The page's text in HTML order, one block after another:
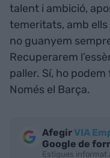
talent i ambició,
temeritats, amb
no guanyem
Recuperarem
paller. Sí, ho
Només el Barça.
AfegirVIA
Google de
Estigues informat